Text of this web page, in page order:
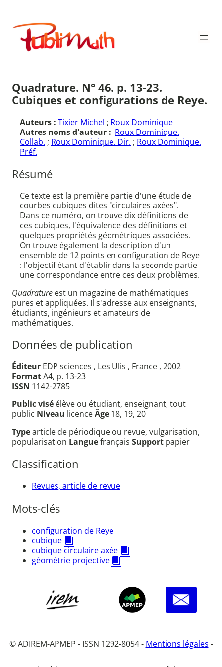
contenu
Publimath
Quadrature. N° 46. p. 13-23.
Cubiques et configurations de Reye.
Auteurs : Tixier Michel ; Roux Dominique
Autres noms d'auteur : Roux Dominique.
Collab. ; Roux Dominique. Dir. ; Roux Dominique.
Préf.
Résumé
Ce texte est la première partie d'une étude de
courbes cubiques dites "circulaires axées".
Dans ce numéro, on trouve dix définitions de
ces cubiques, l'équivalence des définitions et
quelques propriétés géométriques associées.
On trouve également la description d'un
ensemble de 12 points en configuration de Reye
: l'objectif étant d'établir dans la seconde partie
une correspondance entre ces deux problèmes.
Quadrature est un magazine de mathématiques
pures et appliquées. Il s'adresse aux enseignants,
étudiants, ingénieurs et amateurs de
mathématiques.
Données de publication
Éditeur EDP sciences , Les Ulis , France , 2002
FormatA4, p. 13-23
ISSN 1142-2785
Public visé élève ou étudiant, enseignant, tout
public Niveau licenceÂge 18, 19, 20
Typearticle de périodique ou revue, vulgarisation,
popularisation Languefrançais Support papier
Classification
Revues, article de revue
Mots-clés
configuration de Reye
cubique
cubique circulaire axée
géométrie projective
© ADIREM-APMEP - ISSN 1292-8054 - Mentions légales -